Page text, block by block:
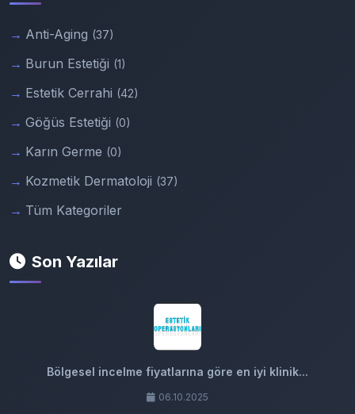
Anti-Aging (37)
Burun Estetiği (1)
Estetik Cerrahi (42)
Göğüs Estetiği (0)
Karın Germe (0)
Kozmetik Dermatoloji (37)
Tüm Kategoriler
Son Yazılar
Bölgesel incelme fiyatlarına göre en iyi klinik...
06.10.2025